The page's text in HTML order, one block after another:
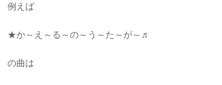
例えば
★か～え～る～の～う～た～が～♬
の曲は